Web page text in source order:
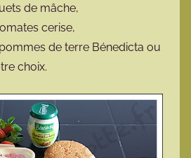
de mâche,
cerise,
de terre Bénedicta ou
choix.